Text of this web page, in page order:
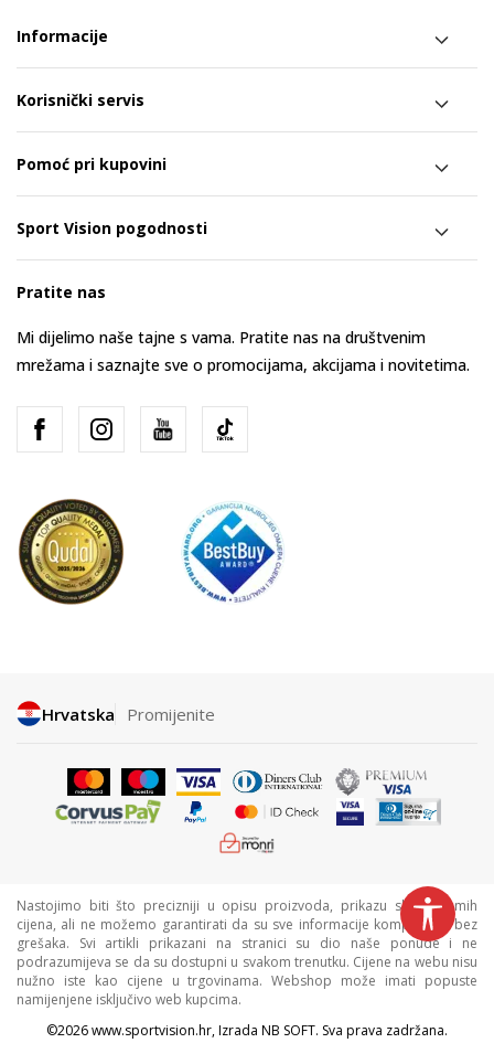
Informacije
Korisnički servis
Pomoć pri kupovini
Sport Vision pogodnosti
Pratite nas
Mi dijelimo naše tajne s vama. Pratite nas na društvenim
mrežama i saznajte sve o promocijama, akcijama i novitetima.
Hrvatska Promijenite
Nastojimo biti što precizniji u opisu proizvoda, prikazu slika i samih
cijena, ali ne možemo garantirati da su sve informacije kompletne i bez
grešaka. Svi artikli prikazani na stranici su dio naše ponude i ne
podrazumijeva se da su dostupni u svakom trenutku. Cijene na webu nisu
nužno iste kao cijene u trgovinama. Webshop može imati popuste
namijenjene isključivo web kupcima.
©2026www.sportvision.hr, Izrada NB SOFT. Sva prava zadržana.